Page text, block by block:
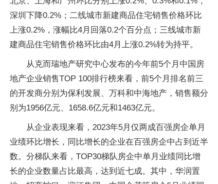
深圳下降0.2%；二线城市新建商品住宅销售价格环比
上涨0.2%，涨幅比4月回落0.2个百分点；三线城市新
建商品住宅销售价格环比由4月上涨0.2%转为持平。
从克而瑞地产研究中心发布的今年前5个月中国房
地产企业销售TOP 100排行榜来看，前5个月排名前三
的开发商分别为保利发展、万科和中海地产，销售额分
别为1956亿元、1658.6亿元和1463亿元。
从企业表现来看，2023年5月仅两成百强房企单月
业绩环比增长，同比增长的企业在百强房企中占到近半
数。分梯队来看，TOP30梯队房企中单月业绩同比增
长的企业数量占比最高，达到近七成。其中，华润置